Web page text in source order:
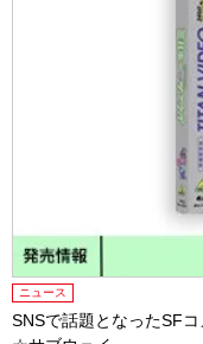
ニュース
SNSで話題となったSF